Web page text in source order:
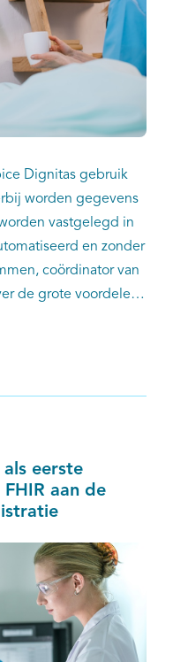
Dignitas gebruik
worden gegevens
vastgelegd in
en zonder
coördinator van
de grote voordelen
eerste
aan de